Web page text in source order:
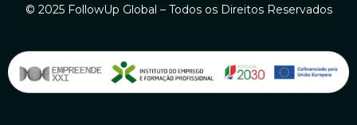
© 2025 FollowUp Global – Todos os Direitos Reservados